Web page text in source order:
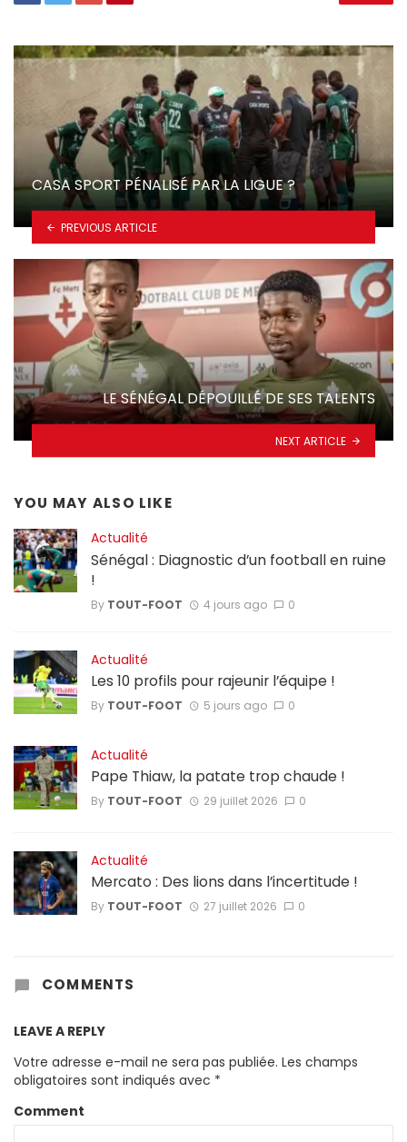
CASA SPORT PÉNALISÉ PAR LA LIGUE ?
PREVIOUS ARTICLE
LE SÉNÉGAL DÉPOUILLÉ DE SES TALENTS
NEXT ARTICLE
YOU MAY ALSO LIKE
Actualité
Sénégal : Diagnostic d’un football en ruine
!
By TOUT-FOOT 4 jours ago 0
Actualité
Les 10 profils pour rajeunir l’équipe !
By TOUT-FOOT 5 jours ago 0
Actualité
Pape Thiaw, la patate trop chaude !
By TOUT-FOOT 29 juillet 2026 0
Actualité
Mercato : Des lions dans l’incertitude !
By TOUT-FOOT 27 juillet 2026 0
COMMENTS
LEAVE A REPLY
Votre adresse e-mail ne sera pas publiée. Les champs
obligatoires sont indiqués avec *
Comment